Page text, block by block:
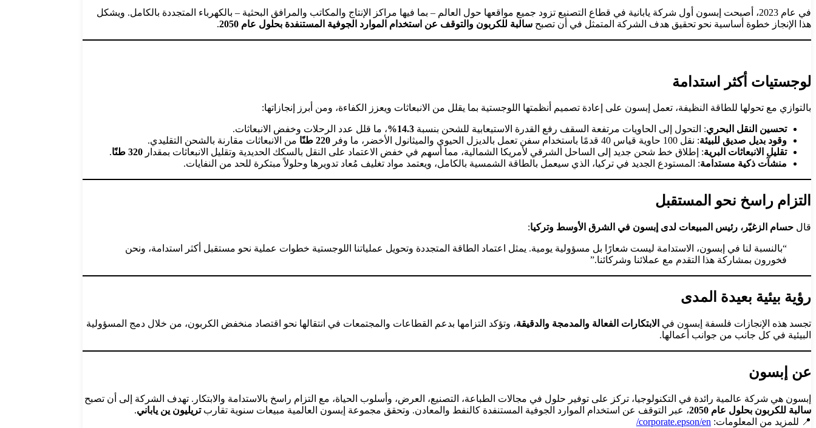
في عام 2023، أصبحت إبسون أول شركة يابانية في قطاع التصنيع تزود جميع مواقعها حول العالم – بما فيها مراكز الإنتاج والمكاتب والمرافق البحثية – بالكهرباء المتجددة بالكامل. ويشكل
هذا الإنجاز خطوة أساسية نحو تحقيق هدف الشركة المتمثل في أن تصبح سالبة للكربون والتوقف عن استخدام الموارد الجوفية المستنفدة بحلول عام 2050 .
لوجستيات أكثر استدامة
بالتوازي مع تحولها للطاقة النظيفة، تعمل إبسون على إعادة تصميم أنظمتها اللوجستية بما يقلل من الانبعاثات ويعزز الكفاءة، ومن أبرز إنجازاتها:
تحسين النقل البحري: التحول إلى الحاويات مرتفعة السقف رفع القدرة الاستيعابية للشحن بنسبة 14.3%
، ما قلل عدد الرحلات وخفض الانبعاثات.
وقود بديل صديق للبيئة: نقل 100 حاوية قياس 40 قدمًا باستخدام سفن تعمل بالديزل الحيوي والميثانول الأخضر، ما وفر 220 طنًا
من الانبعاثات مقارنة بالشحن التقليدي.
تقليل الانبعاثات البرية: إطلاق خط شحن جديد إلى الساحل الشرقي لأمريكا الشمالية، مما أسهم في خفض الاعتماد على النقل بالسكك الحديدية وتقليل الانبعاثات بمقدار 320 طنًا
.
منشآت ذكية مستدامة: المستودع الجديد في تركيا، الذي سيعمل بالطاقة الشمسية بالكامل، ويعتمد مواد تغليف مُعاد تدويرها وحلولاً مبتكرة للحد من النفايات.
التزام راسخ نحو المستقبل
قال حسام الزغيّر، رئيس المبيعات لدى إبسون في الشرق الأوسط وتركيا:
“بالنسبة لنا في إبسون، الاستدامة ليست شعارًا بل مسؤولية يومية. يمثل اعتماد الطاقة المتجددة وتحويل عملياتنا اللوجستية خطوات عملية نحو مستقبل أكثر استدامة، ونحن
فخورون بمشاركة هذا التقدم مع عملائنا وشركائنا.”
رؤية بيئية بعيدة المدى
تجسد هذه الإنجازات فلسفة إبسون في الابتكارات الفعالة والمدمجة والدقيقة، وتؤكد التزامها بدعم القطاعات والمجتمعات في انتقالها نحو اقتصاد منخفض الكربون، من خلال دمج المسؤولية
البيئية في كل جانب من جوانب أعمالها.
عن إبسون
إبسون هي شركة عالمية رائدة في التكنولوجيا، تركز على توفير حلول في مجالات الطباعة، التصنيع، العرض، وأسلوب الحياة، مع التزام راسخ بالاستدامة والابتكار. تهدف الشركة إلى أن تصبح
سالبة للكربون بحلول عام 2050
، عبر التوقف عن استخدام الموارد الجوفية المستنفدة كالنفط والمعادن. وتحقق مجموعة إبسون العالمية مبيعات سنوية تقاربتريليون ين ياباني.
📍 للمزيد من المعلومات: corporate.epson/en/